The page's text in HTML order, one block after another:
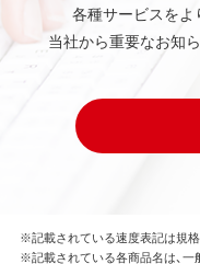
各種サービスをよ
当社から重要なお知
※記載されている速度表記は規格
※記載されている各商品名は、一